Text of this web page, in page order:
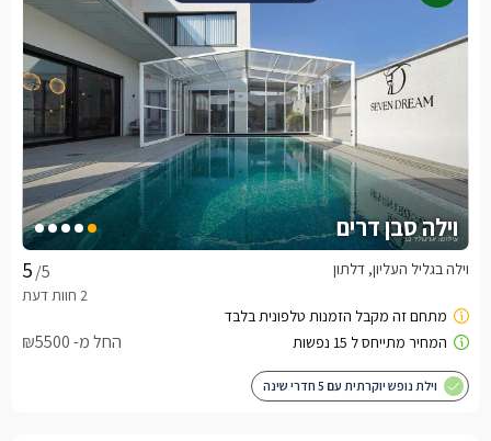
וילה סבן דרים
/5 וילה בגליל העליון, דלתון
החל מ- ₪5500
וילת נופש יוקרתית עם 5 חדרי שינה